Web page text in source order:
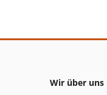
Wir über uns